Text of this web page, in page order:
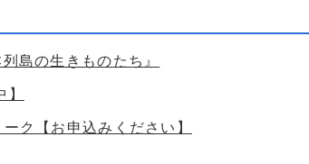
の生きものたち』
【お申込みください】